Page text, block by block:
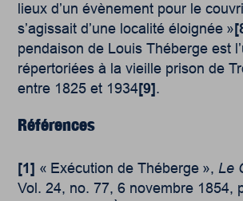
lieux d’un évènement pour le
s’agissait d’une localité éloignée »
pendaison de Louis Théberge est
répertoriées à la vieille prison de
entre 1825 et 1934 [9] .
Références
[1] « Exécution de Théberge », Le
Vol. 24, no. 77, 6 novembre 1854,